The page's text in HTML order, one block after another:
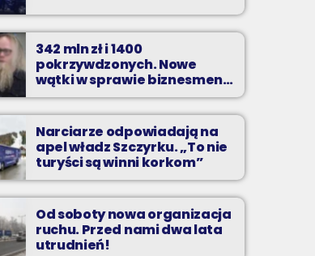
342 mln zł i 1400
pokrzywdzonych. Nowe
wątki w sprawie biznesmena
z Bielska-Białej
Narciarze odpowiadają na
apel władz Szczyrku. „To nie
turyści są winni korkom”
Od soboty nowa organizacja
ruchu. Przed nami dwa lata
utrudnień!